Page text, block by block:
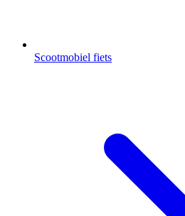
Scootmobiel fiets